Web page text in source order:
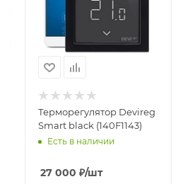
Терморегулятор Devireg
Smart black (140F1143)
Есть в наличии
27 000 ₽/шт